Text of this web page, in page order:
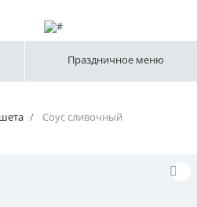
Праздничное меню
Соус сливочный